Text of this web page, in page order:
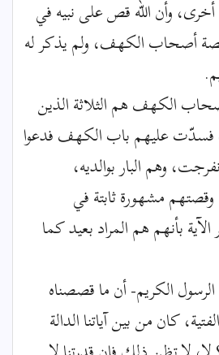
وأن الله قص على نبيه في
أصحاب الكهف، ولم يذكر له
الكهف هم الثلاثة الذين
عليهم باب الكهف فدعوا
وهم البار بوالديه،
مشهورة ثابتة في
بأنهم هم المراد بعيد كما
الكريم- أن ما قصصناه
كان من بين آياتنا الدالة